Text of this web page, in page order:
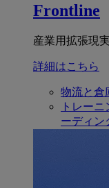
Frontline
産業用拡張現
詳細はこちら
物流と倉
トレー
ーディン